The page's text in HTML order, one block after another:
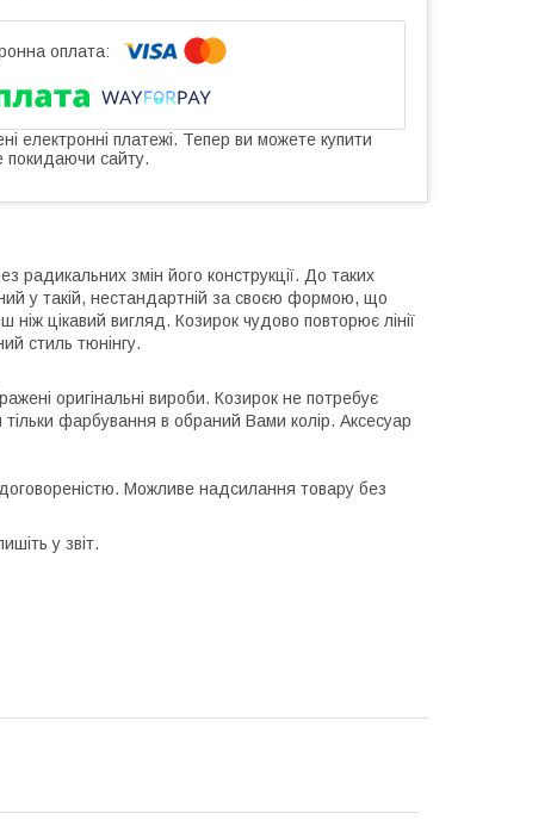
електронні платежі. Тепер ви можете купити
покидаючи сайту.
радикальних змін його конструкції. До таких
у такій, нестандартній за своєю формою, що
ніж цікавий вигляд. Козирок чудово повторює лінії
стиль тюнінгу.
оригінальні вироби. Козирок не потребує
фарбування в обраний Вами колір. Аксесуар
Можливе надсилання товару без
у звіт.